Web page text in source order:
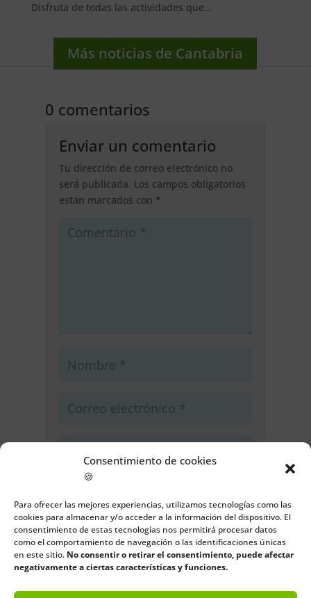
Consentimiento de cookies
🍪
Para ofrecer las mejores experiencias, utilizamos tecnologías como las
cookies para almacenar y/o acceder a la información del dispositivo. El
consentimiento de estas tecnologías nos permitirá procesar datos
como el comportamiento de navegación o las identificaciones únicas
en este sitio. No consentir o retirar el consentimiento, puede afectar
negativamente a ciertas características y funciones.
Disfruta de todas las actividades que...
Más noticias de Cantabria
0 comentarios
Enviar un comentario
Tu dirección de correo electrónico no
será publicada. Los campos obligatorios
están marcados con *
electrónico y web en este navegador
para la próxima vez que comente.
Enviar comentario